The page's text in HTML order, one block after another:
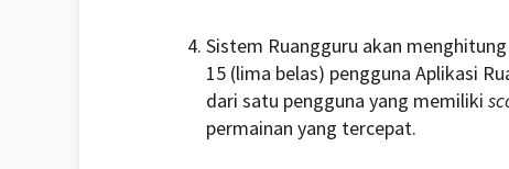
Sistem Ruangguru akan
15 (lima belas) pengguna Aplikasi
dari satu pengguna yang memiliki
permainan yang tercepat.